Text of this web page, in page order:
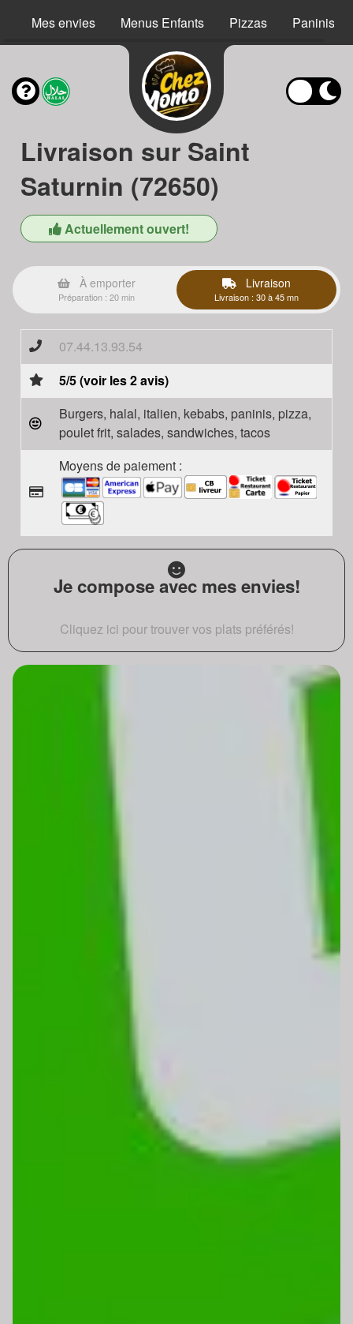
Mes envies Menus Enfants Pizzas Paninis
Livraison sur Saint
Saturnin (72650)
Actuellement ouvert!
À emporter
Préparation : 20 min
Livraison
Livraison : 30 à 45 mn
07.44.13.93.54
5/5 (voir les 2 avis)
Burgers, halal, italien, kebabs, paninis, pizza,
poulet frit, salades, sandwiches, tacos
Moyens de paiement :
Je compose avec mes envies!
Cliquez ici pour trouver vos plats préférés!